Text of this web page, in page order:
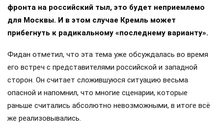
фронта на российский тыл, это будет неприемлемо
для Москвы. И в этом случае Кремль может
прибегнуть к радикальному «последнему варианту».
Фидан отметил, что эта тема уже обсуждалась во время
его встреч с представителями российской и западной
сторон. Он считает сложившуюся ситуацию весьма
опасной и напомнил, что многие сценарии, которые
раньше считались абсолютно невозможными, в итоге всё
же реализовывались.